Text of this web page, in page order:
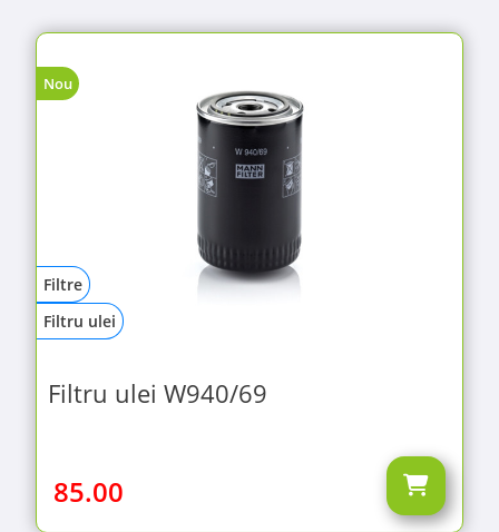
Nou
Filtre
Filtru ulei
Filtru ulei W940/69
85.00